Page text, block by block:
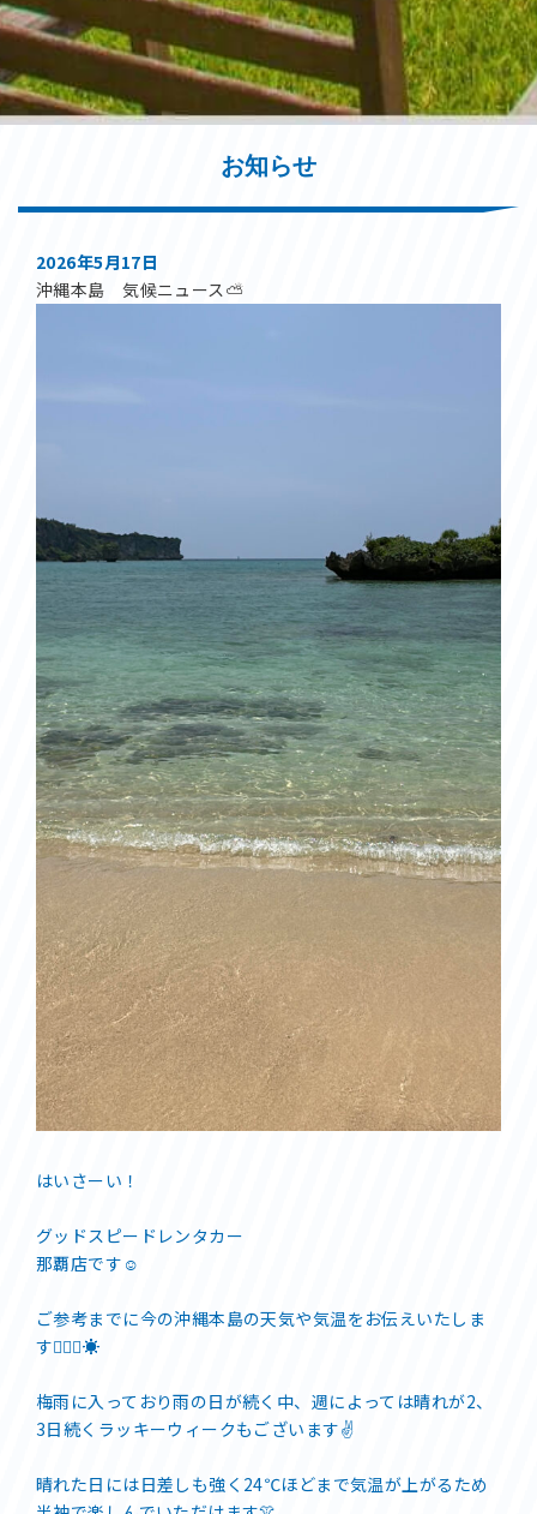
お知らせ
2026年5月17日
沖縄本島 気候ニュース⛅
はいさーい！
グッドスピードレンタカー
那覇店です☺️
ご参考までに今の沖縄本島の天気や気温をお伝えいたしま
す💁🏻‍♀️☀️
梅雨に入っており雨の日が続く中、週によっては晴れが2、
3日続くラッキーウィークもございます✌️
晴れた日には日差しも強く24℃ほどまで気温が上がるため